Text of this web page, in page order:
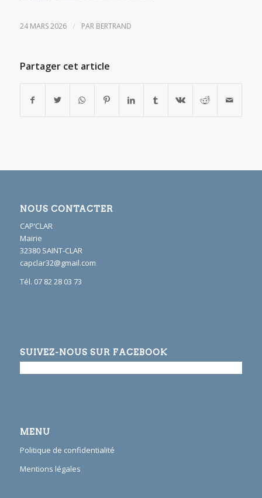
24 MARS 2026 / PAR BERTRAND
Partager cet article
NOUS CONTACTER
CAP’CLAR
Mairie
32380 SAINT-CLAR
capclar32@gmail.com
Tél. 07 82 28 03 73
SUIVEZ-NOUS SUR FACEBOOK
MENU
Politique de confidentialité
Mentions légales